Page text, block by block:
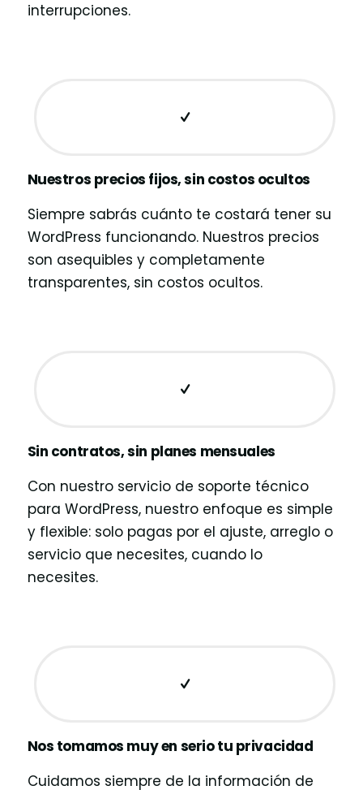
interrupciones.
Nuestros precios fijos, sin costos ocultos
Siempre sabrás cuánto te costará tener su
WordPress funcionando. Nuestros precios
son asequibles y completamente
transparentes, sin costos ocultos.
Sin contratos, sin planes mensuales
Con nuestro servicio de soporte técnico
para WordPress, nuestro enfoque es simple
y flexible: solo pagas por el ajuste, arreglo o
servicio que necesites, cuando lo
necesites.
Nos tomamos muy en serio tu privacidad
Cuidamos siempre de la información de